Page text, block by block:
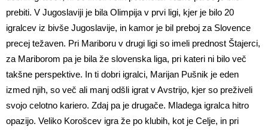
prebiti. V Jugoslaviji je bila Olimpija v prvi ligi, kjer je bilo 20
igralcev iz bivše Jugoslavije, in kamor je bil preboj za Slovence
precej težaven. Pri Mariboru v drugi ligi so imeli prednost Štajerci,
za Mariborom pa je bila že slovenska liga, pri kateri ni bilo več
takšne perspektive. In ti dobri igralci, Marijan Pušnik je eden
izmed njih, so več ali manj odšli igrat v Avstrijo, kjer so preživeli
svojo celotno kariero. Zdaj pa je drugače. Mladega igralca hitro
opazijo. Veliko Korošcev igra že po klubih, kot je Celje, in pri